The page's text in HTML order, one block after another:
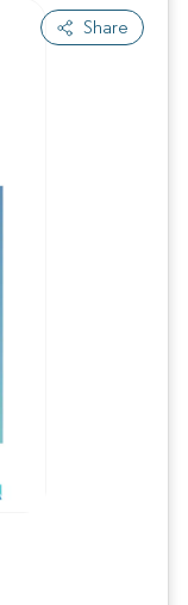
Share